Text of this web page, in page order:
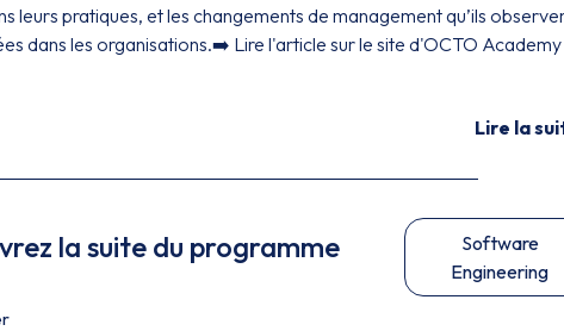
leurs pratiques, et les changements de management qu’ils
dans les organisations.➡️ Lire l'article sur le site d'OCTO Academy
Lire la
la suite du programme
Software
Engineering